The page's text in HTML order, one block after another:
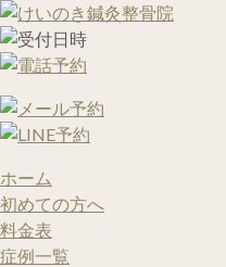
ホーム
初めての方へ
料金表
症例一覧